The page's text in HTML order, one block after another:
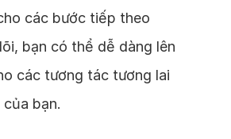
các bước tiếp theo
bạn có thể dễ dàng lên
các tương tác tương lai
bạn.